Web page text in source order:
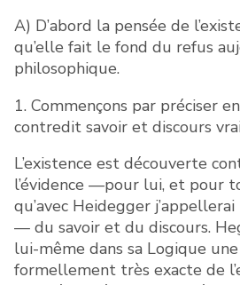
A) D’abord la pensée de
qu’elle fait le fond du refus
philosophique.
1. Commençons par préciser
contredit savoir et discours
L’existence est découverte
l’évidence —pour lui, et pour
qu’avec Heidegger
— du savoir et du discours.
lui-même dans sa Logique
formellement très exacte de